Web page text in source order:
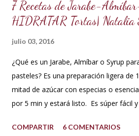
7 Recetas de Jarabe-
HIDRATAR Tortas| Natalia
julio 03, 2016
¿Qué es un Jarabe, Almíbar o Syrup
pasteles? Es una preparación ligera de
mitad de azúcar con especias o
por 5 min y estará listo. Es súper fácil
USOS: Siempre que hacemos
COMPARTIR 6 COMENTARIOS